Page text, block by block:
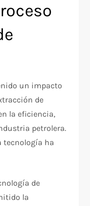
un impacto
de
la eficiencia,
petrolera.
tecnología ha
de
la